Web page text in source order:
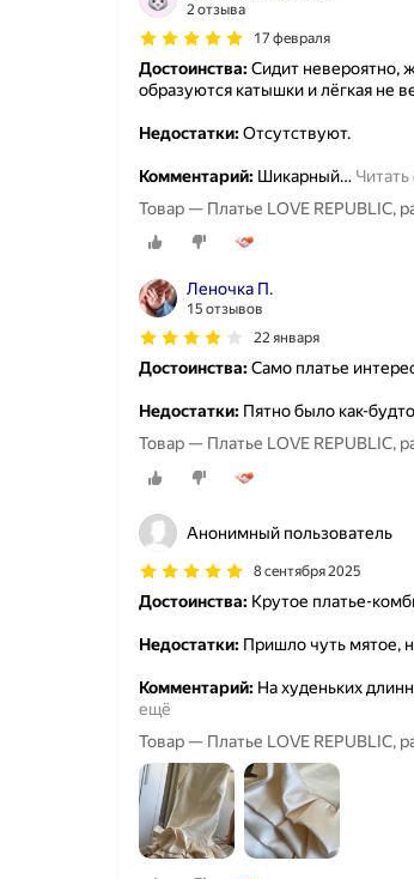
2 отзыва
17 февраля
Достоинства:Сидит невероятно,
образуются катышки и лёгкая не
Недостатки:Отсутствуют.
Комментарий: Шикарный…
Товар — Платье LOVE REPUBLIC,
Леночка П.
15 отзывов
22 января
Достоинства:Само платье
Недостатки: Пятно было как-
Товар — Платье LOVE REPUBLIC,
Анонимный пользователь
8 сентября 2025
Достоинства: Крутое платье-
Недостатки: Пришло чуть мятое,
Комментарий: На худеньких
ещё
Товар — Платье LOVE REPUBLIC,